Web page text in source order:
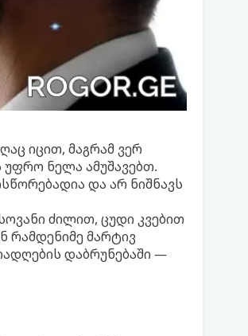
იცით, მაგრამ ვერ
ნელა ამუშავებთ.
და არ ნიშნავს
ძილით, ცუდი კვებით
რამდენიმე მარტივ
დაბრუნებაში —